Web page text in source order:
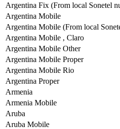
Argentina Fix (From local Sonetel
Argentina Mobile
Argentina Mobile (From local
Argentina Mobile , Claro
Argentina Mobile Other
Argentina Mobile Proper
Argentina Mobile Rio
Argentina Proper
Armenia
Armenia Mobile
Aruba
Aruba Mobile